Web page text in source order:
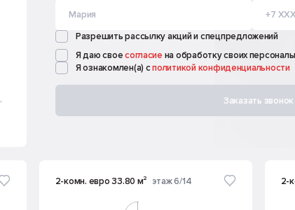
Разрешить рассылку акцийи спецпредложений
Я даю своесогласие на обработку своих
Я ознакомлен(а) сполитикой конфиденциальности
Заказать звонок
,
2-комн. евро 33.80 м² этаж 6/14 2-